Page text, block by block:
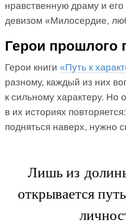
нравственную драму и
девизом «Милосердие,
Герои прошлого
Герои книги «Путь к
разному, каждый из них
к сильному характеру. Но
в их историях
подняться наверх, нужно
Лишь из
открывается